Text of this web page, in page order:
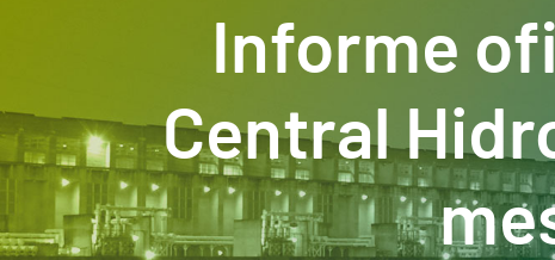
Informe
Central